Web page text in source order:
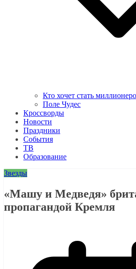
Кто хочет стать
Поле Чудес
Кроссворды
Новости
Праздники
События
ТВ
Образование
Звезды
«Машу и Медведя»
пропагандой Кремля